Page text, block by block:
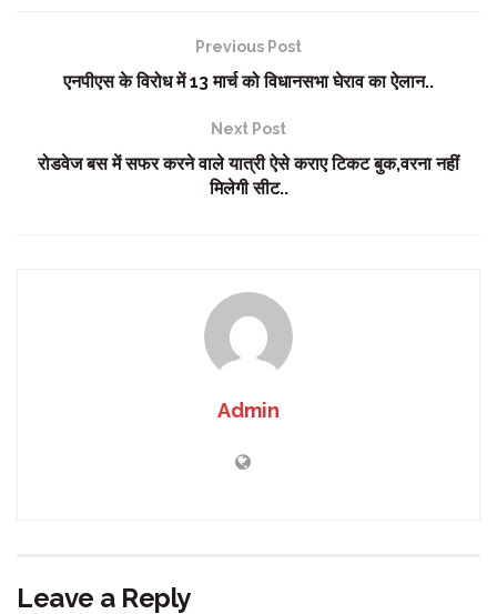
Previous Post
एनपीएस के विरोध में 13 मार्च को विधानसभा घेराव का ऐलान..
Next Post
रोडवेज बस में सफर करने वाले यात्री ऐसे कराए टिकट बुक,वरना नहीं
मिलेगी सीट..
Admin
Leave a Reply